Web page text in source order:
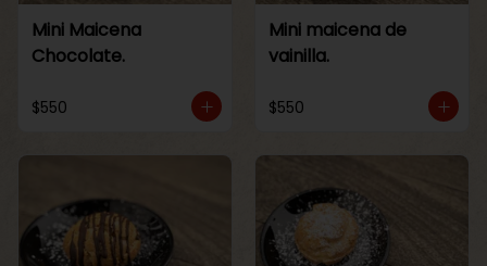
Mini Maicena
Chocolate.
$550
Mini maicena de
vainilla.
$550